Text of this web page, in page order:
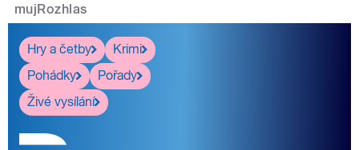
mujRozhlas
Hry a četby
Krimi
Pohádky
Pořady
Živé vysílání